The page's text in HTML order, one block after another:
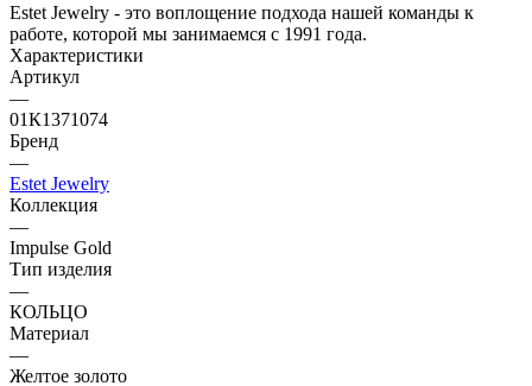
Estet Jewelry - это воплощение подхода нашей команды к
работе, которой мы занимаемся с 1991 года.
Характеристики
Артикул
—
01К1371074
Бренд
—
Estet Jewelry
Коллекция
—
Impulse Gold
Тип изделия
—
КОЛЬЦО
Материал
—
Желтое золото